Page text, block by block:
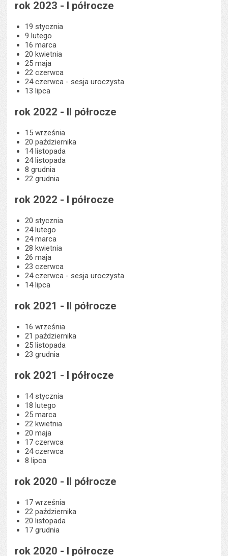
rok 2023 - I półrocze
19 stycznia
9 lutego
16 marca
20 kwietnia
25 maja
22 czerwca
24 czerwca - sesja uroczysta
13 lipca
rok 2022 - II półrocze
15 września
20 października
14 listopada
24 listopada
8 grudnia
22 grudnia
rok 2022 - I półrocze
20 stycznia
24 lutego
24 marca
28 kwietnia
26 maja
23 czerwca
24 czerwca - sesja uroczysta
14 lipca
rok 2021 - II półrocze
16 września
21 października
25 listopada
23 grudnia
rok 2021 - I półrocze
14 stycznia
18 lutego
25 marca
22 kwietnia
20 maja
17 czerwca
24 czerwca
8 lipca
rok 2020 - II półrocze
17 września
22 października
20 listopada
17 grudnia
rok 2020 - I półrocze